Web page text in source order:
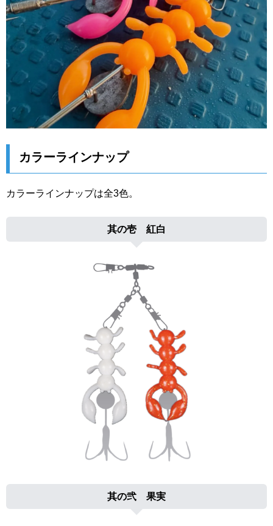
カラーラインナップ
カラーラインナップは全3色。
其の壱 紅白
其の弐 果実